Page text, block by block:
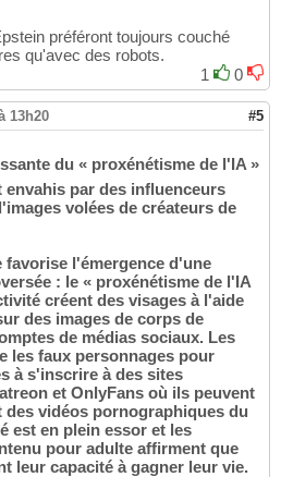
préféront toujours couché
qu'avec des robots.
1
0
13h20 #5
du « proxénétisme de l'IA »
envahis par des influenceurs
volées de créateurs de
favorise l'émergence d'une
: le « proxénétisme de l'IA
créent des visages à l'aide
des images de corps de
de médias sociaux. Les
les faux personnages pour
à s'inscrire à des sites
et OnlyFans où ils peuvent
des vidéos pornographiques du
est en plein essor et les
pour adulte affirment que
leur capacité à gagner leur vie.